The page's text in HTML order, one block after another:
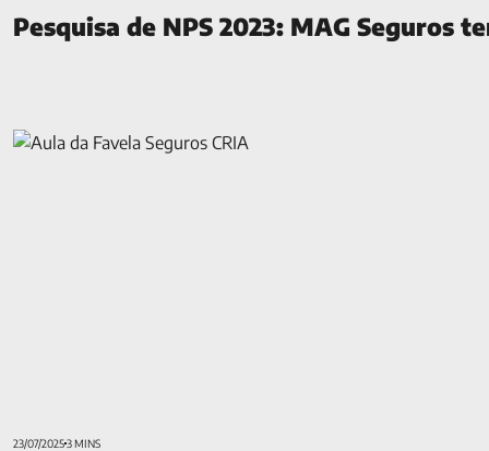
Pesquisa de NPS 2023: MAG Seguros
Favela Seguros CRIA: curso gratuito de criação de conteúdo
23/07/20253 MINS